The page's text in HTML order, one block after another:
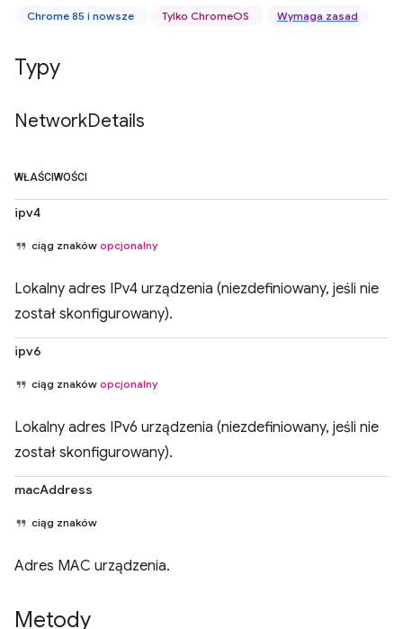
Chrome 85 i nowsze Tylko ChromeOS Wymaga zasad
Typy
NetworkDetails
WŁAŚCIWOŚCI
ipv4
ciąg znaków opcjonalny
Lokalny adres IPv4 urządzenia (niezdefiniowany, jeśli nie
został skonfigurowany).
ipv6
ciąg znaków opcjonalny
Lokalny adres IPv6 urządzenia (niezdefiniowany, jeśli nie
został skonfigurowany).
macAddress
ciąg znaków
Adres MAC urządzenia.
Metody